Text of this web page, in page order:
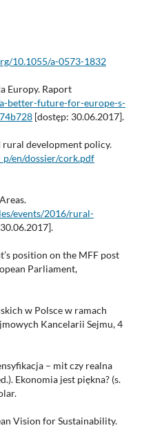
10.1055/a-0573-1832
Europy. Raport
better-future-for-europe-s-
[dostęp: 30.06.2017].
rural development policy.
en/dossier/cork.pdf
events/2016/rural-
position on the MFF post
Parliament,
w Polsce w ramach
Kancelarii Sejmu, 4
– mit czy realna
Ekonomia jest piękna? (s.
Vision for Sustainability.